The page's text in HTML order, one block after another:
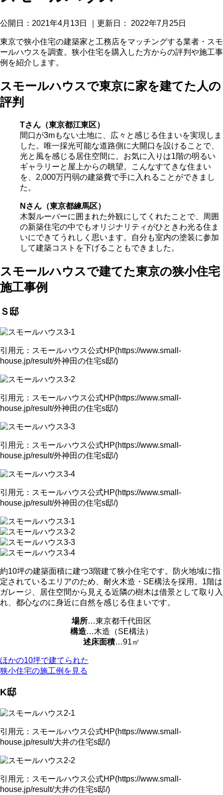
公開日： 2021年4月13日 ｜更新日： 2022年7月25日
東京で狭小住宅の建築家と工務店をマッチングする業者・スモ
ールハウスを調査。狭小住宅を購入した方からの評判や施工事
例を紹介します。
スモールハウスで東京に家を建てた人の
評判
Tさん（東京都江東区）
間口が3mもない土地に、広々と感じる住まいを実現しま
した。唯一採光可能な道路側に大開口を設けることで、
光と風を感じる居住空間に。お気に入りは1階の明るい
ギャラリーと屋上からの眺望。こんなすてきな住まい
を、2,000万円弱の建築費で手に入れることができまし
た。
Nさん（東京都練馬区）
木製ルーバーに囲まれた外観にしてくれたことで、周囲
の新築住宅の中でもオリジナリティがひときわ光る住ま
いにできてうれしく思います。自分も室内の塗装に参加
して建築コストを下げることもできました。
スモールハウスで建てた東京の狭小住宅
施工事例
Ｓ邸
引用元：スモールハウス公式HP(https://www.small-
house.jp/result/外神田の住宅s邸/)
引用元：スモールハウス公式HP(https://www.small-
house.jp/result/外神田の住宅s邸/)
引用元：スモールハウス公式HP(https://www.small-
house.jp/result/外神田の住宅s邸/)
引用元：スモールハウス公式HP(https://www.small-
house.jp/result/外神田の住宅s邸/)
約10坪の建築面積に建つ3階建て狭小住宅です。防火地域に指
定されているエリアのため、耐火木造・SE構法を採用。1階は
ガレージ、居住空間から見える近隣の樹木は借景として取り入
れ、都心なのに身近に自然を感じる住まいです。
場所…東京都千代田区
構造…木造（SE構法）
述床面積…91㎡
ほかの10坪で建てられた
狭小住宅の施工例を見る
K邸
引用元：スモールハウス公式HP(https://www.small-
house.jp/result/大井の住宅s邸/)
引用元：スモールハウス公式HP(https://www.small-
house.jp/result/大井の住宅s邸/)